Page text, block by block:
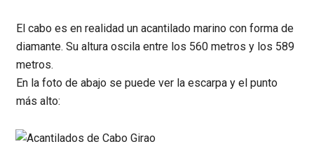
El cabo es en realidad un acantilado marino con forma de
diamante. Su altura oscila entre los 560 metros y los 589
metros.
En la foto de abajo se puede ver la escarpa y el punto
más alto: